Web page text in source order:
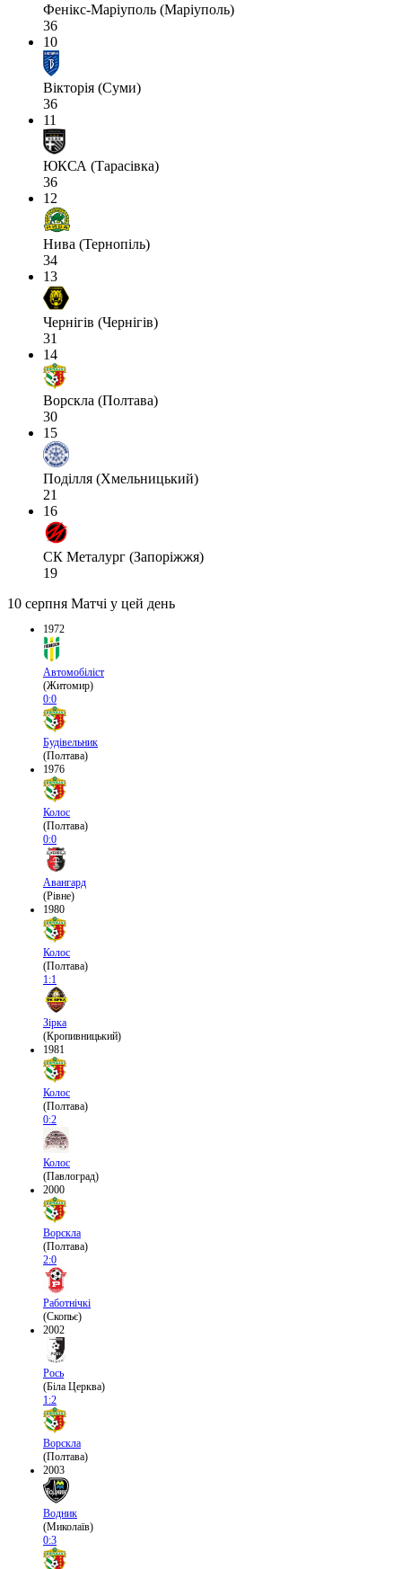
Фенікс-Маріуполь (Маріуполь)
36
10
Вікторія (Суми)
36
11
ЮКСА (Тарасівка)
36
12
Нива (Тернопіль)
34
13
Чернігів (Чернігів)
31
14
Ворскла (Полтава)
30
15
Поділля (Хмельницький)
21
16
СК Металург (Запоріжжя)
19
10 серпня Матчі у цей день
1972
Автомобіліст
(Житомир)
0:0
Будівельник
(Полтава)
1976
Колос
(Полтава)
0:0
Авангард
(Рівне)
1980
Колос
(Полтава)
1:1
Зірка
(Кропивницький)
1981
Колос
(Полтава)
0:2
Колос
(Павлоград)
2000
Ворскла
(Полтава)
2:0
Работнічкі
(Скопьє)
2002
Рось
(Біла Церква)
1:2
Ворскла
(Полтава)
2003
Водник
(Миколаїв)
0:3